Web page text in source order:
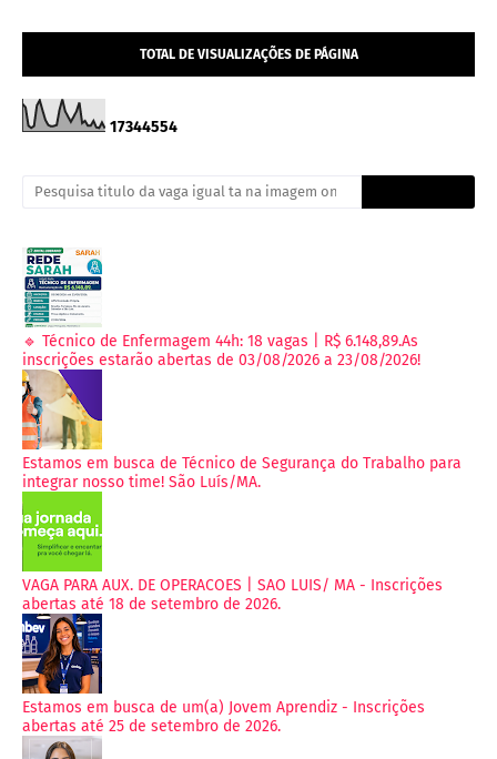
TOTAL DE VISUALIZAÇÕES DE PÁGINA
17344554
🔹 Técnico de Enfermagem 44h: 18 vagas | R$ 6.148,89.As
inscrições estarão abertas de 03/08/2026 a 23/08/2026!
Estamos em busca de Técnico de Segurança do Trabalho para
integrar nosso time! São Luís/MA.
VAGA PARA AUX. DE OPERACOES | SAO LUIS/ MA - Inscrições
abertas até 18 de setembro de 2026.
Estamos em busca de um(a) Jovem Aprendiz - Inscrições
abertas até 25 de setembro de 2026.